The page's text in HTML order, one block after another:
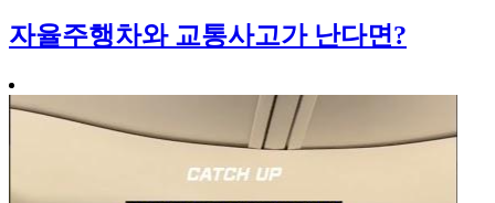
자율주행차와 교통사고가 난다면?